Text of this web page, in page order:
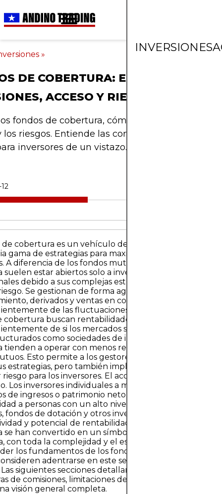
INVERSIONES
»
DE COBERTURA: ESTRATEGIAS,
ACCESO Y RIESGOS
fondos de cobertura, cómo funcionan, quién
riesgos. Entiende las comisiones, las
inversores de un vistazo.
cobertura es un vehículo de inversión colectiva
gama de estrategias para maximizar la rentabilidad de
A diferencia de los fondos mutuos tradicionales, los
estar abiertos solo a inversores acreditados o
debido a sus complejas estrategias de inversión y
Se gestionan de forma agresiva y suelen utilizar
derivados y ventas en corto para generar
de las fluctuaciones generales del
cobertura buscan rentabilidades absolutas, es decir,
de si los mercados suben o bajan. Dado
como sociedades de inversión privadas, los
tienden a operar con menos restricciones regulatorias
Esto permite a los gestores una mayor
estrategias, pero también implica una menor
para los inversores. El acceso a los fondos de
Los inversores individuales a menudo deben
de ingresos o patrimonio neto para participar, lo que
a personas con un alto nivel de patrimonio, fondos
fondos de dotación y otros inversores institucionales.
y potencial de rentabilidad descomunal, los
se han convertido en un símbolo de la inversión
con toda la complejidad y el escrutinio que conlleva.
los fundamentos de los fondos de cobertura es
adentrarse en este segmento del mundo de
siguientes secciones detallan sus estrategias más
de comisiones, limitaciones de acceso y riesgos
visión general completa.